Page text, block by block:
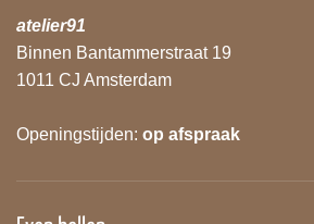
atelier91
Binnen Bantammerstraat 19
1011 CJ Amsterdam
Openingstijden: op afspraak